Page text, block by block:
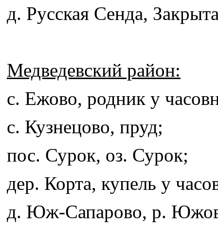
д. Русская Сенда,
Медведевский район:
с. Ежово, родник у
с. Кузнецово, пруд;
пос. Сурок, оз. Сурок;
дер. Корта, купель у
д. Юж-Сапарово, р.